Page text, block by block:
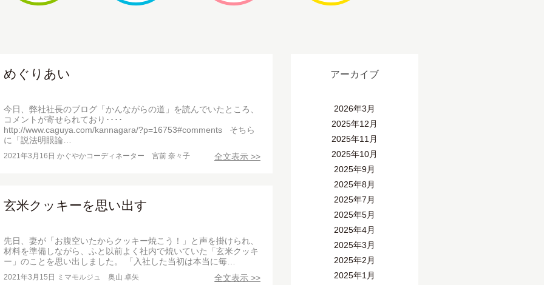
めぐりあい
今日、弊社社長のブログ「かんながらの道」を読んでいたところ、
コメントが寄せられており････
http://www.caguya.com/kannagara/?p=16753#comments そちら
に「説法明眼論…
2021年3月16日 かぐやかコーディネーター 宮前 奈々子 全文表示 >>
玄米クッキーを思い出す
先日、妻が「お腹空いたからクッキー焼こう！」と声を掛けられ、
材料を準備しながら、ふと以前よく社内で焼いていた「玄米クッキ
ー」のことを思い出しました。 「入社した当初は本当に毎…
2021年3月15日 ミマモルジュ 奥山 卓矢 全文表示 >>
アーカイブ
2026年3月
2025年12月
2025年11月
2025年10月
2025年9月
2025年8月
2025年7月
2025年5月
2025年4月
2025年3月
2025年2月
2025年1月